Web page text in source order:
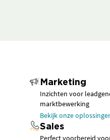
Marketing
Inzichten voor
marktbewerking
Bekijk onze
Sales
Perfect voorbereid